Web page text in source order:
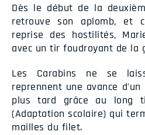
Dès le début de la
retrouve son aplomb, et
reprise des hostilités,
avec un tir foudroyant de la
Les Carabins ne se
reprennent une avance
plus tard grâce au long
(Adaptation scolaire) qui
mailles du filet.